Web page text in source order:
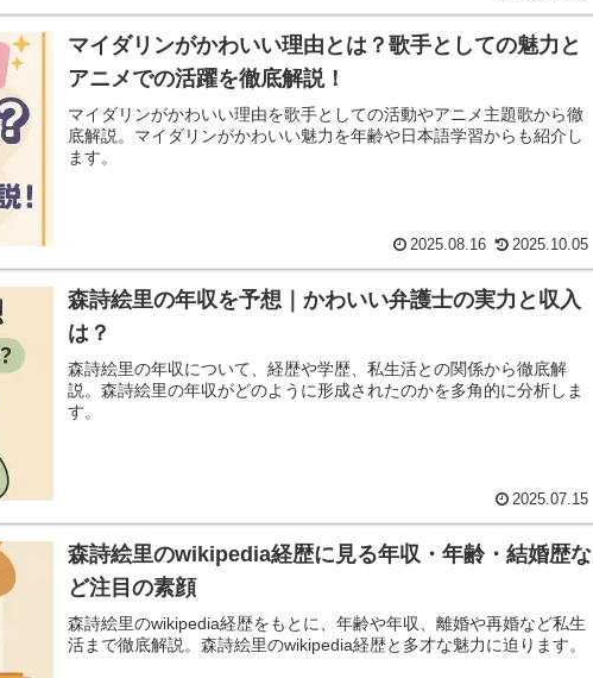
マイダリンがかわいい理由とは？歌手としての魅力と
アニメでの活躍を徹底解説！
マイダリンがかわいい理由を歌手としての活動やアニメ主題歌から徹
底解説。マイダリンがかわいい魅力を年齢や日本語学習からも紹介し
ます。
2025.08.16 2025.10.05
森詩絵里の年収を予想｜かわいい弁護士の実力と収入
は？
森詩絵里の年収について、経歴や学歴、私生活との関係から徹底解
説。森詩絵里の年収がどのように形成されたのかを多角的に分析しま
す。
2025.07.15
森詩絵里のwikipedia経歴に見る年収・年齢・結婚歴な
ど注目の素顔
森詩絵里のwikipedia経歴をもとに、年齢や年収、離婚や再婚など私生
活まで徹底解説。森詩絵里のwikipedia経歴と多才な魅力に迫ります。